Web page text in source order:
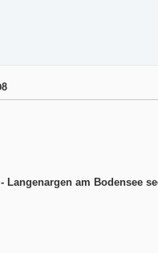
- Langenargen am Bodensee